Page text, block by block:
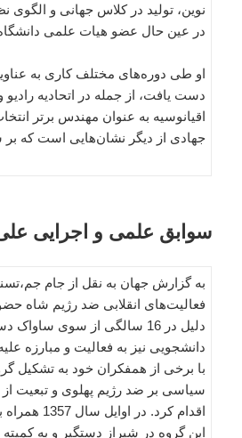
نوین، تولید در کلاس جهانی و الگوی
در عین حال عضو هیات علمی
او طی دوره‌های مختلف کاری به
دست یافت، از جمله در اتحادیه رادیو
اقیانوسیه به عنوان مهندس برتر
جهادی از دیگر نشان‌هایی است که
سوابق علمی و اجرایی
به گزارش جهان به نقل از جام
فعالیت‌های انقلابی ضد رژیم شاه
دلیل در 16 سالگی از سوی
دانشجویی نیز به فعالیت و مبارزه
با برخی از همفکران خود به تشکیل
سیاسی بر ضد رژیم پهلوی و تبعیت از
اقدام کرد. در
این گروه در شیراز دستگیر و به